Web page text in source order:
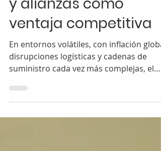
Procurement 2025:
importación, subastas
y alianzas como
ventaja competitiva
En entornos volátiles, con inflación
disrupciones logísticas y cadenas de